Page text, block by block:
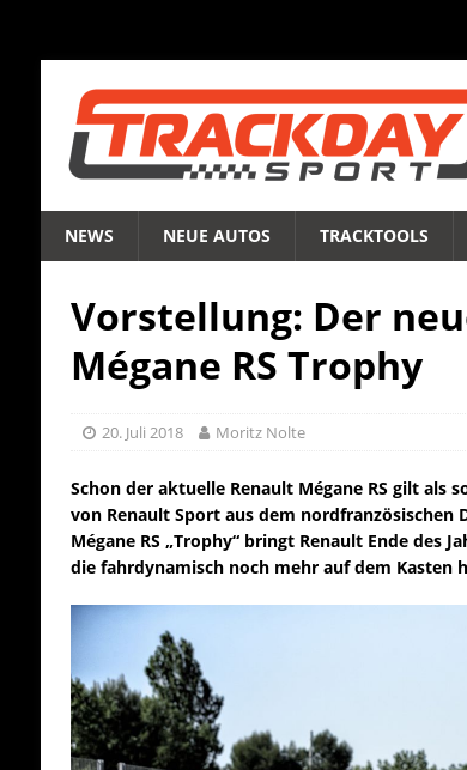
NEWS NEUE AUTOS TRACKTOOLS
Vorstellung: Der
Mégane RS Trophy
20. Juli 2018 Moritz Nolte
Schon der aktuelle Renault Mégane RS gilt als
von Renault Sport aus dem nordfranzösischen
Mégane RS „Trophy“ bringt Renault Ende des
die fahrdynamisch noch mehr auf dem Kasten